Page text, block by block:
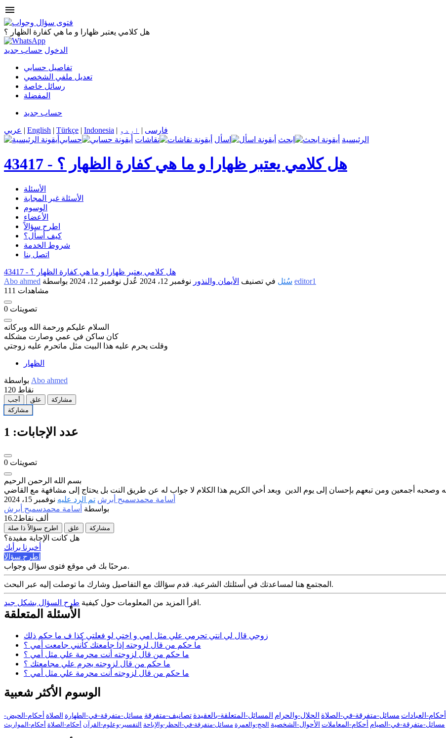
menu
هل كلامي يعتبر ظهارا و ما هي كفارة الظهار ؟
الدخول حساب جديد
تفاصيل حسابي
تعديل ملفي الشخصي
رسائل خاصة
المفضلة
حساب جديد
عربي | English | Türkçe | Indonesia | فارسی | اردو
الرئيسية
ابحث اسأل نقاشات حسابي
43417 - هل كلامي يعتبر ظهارا و ما هي كفارة الظهار ؟
الأسئلة
الأسئلة غير المجابة
الوسوم
الأعضاء
اطرح سؤالاً
كيف أسأل؟
شروط الخدمة
اتصل بنا
43417 - هل كلامي يعتبر ظهارا و ما هي كفارة الظهار ؟
Abo ahmed
سُئل في تصنيف الأيمان والنذور نوفمبر 12، 2024 عُدل نوفمبر 12، 2024
editor1
111 مشاهدات
0 تصويتات
السلام عليكم ورحمة الله وبركاته
كان ساكن في عمي وصارت مشكله
وقلت يحرم عليه هذا البيت مثل ماتحرم عليه زوجتي
الظهار
Abo ahmed
120 نقاط
أجب علق
مشاركة
مشاركة
عدد الإجابات: 1
0 تصويتات
بسم الله الرحمن الرحيم
أسامة محمدسميح أبرش تم الرد عليه نوفمبر 15، 2024
بواسطة أسامة محمدسميح أبرش
16.2ألف نقاط
اطرح سؤالاً ذا صلة علق مشاركة
هل كانت الإجابة مفيدة؟
أخبرنا برأيك
اطرح سؤالاً
مرحبًا بك في موقع فتوى سؤال وجواب.
المجتمع هنا لمساعدتك في أسئلتك الشرعية. قدم سؤالك مع التفاصيل وشارك ما توصلت إليه عبر البحث.
اقرأ المزيد من المعلومات حول كيفية طرح السؤال بشكل جيد .
الأسئلة المتعلقة
زوجي قال لي انتي تحرمي علي مثل امي و اختي لو فعلتي كذا ف ما حكم ذلك
ما حكم من قال لزوجته إذا جامعتك كأنني جامعت أمي ؟
ما حكم من قال لزوجته أنت محرمة علي مثل أمي ؟
ما حكم من قال لزوجته يحرم علي مجامعتك ؟
ما حكم من قال لزوجته أنت محرمة علي مثل أمي ؟
الوسوم الأكثر شعبية
أحكام-العبادات مسائل-متفرقة-في-الصلاة الحلال-والحرام المسائل-المتعلقة-بالعقيدة تصانيف-متفرقة مسائل-متفرقة-في-الطهارة الصلاة أحكام-الحيض-
مسائل-متفرقة-في-الصيام أحكام-المعاملات الأحوال-الشخصية الحج-والعمرة مسائل-متفرقة-في-الحظر-والإباحة التفسير-وعلوم-القرآن أحكام-الصلاة أحكام-المواريث